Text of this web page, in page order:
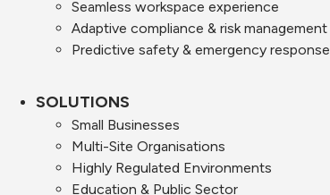
Seamless workspace experience
Adaptive compliance & risk management
Predictive safety & emergency response
SOLUTIONS
Small Businesses
Multi-Site Organisations
Highly Regulated Environments
Education & Public Sector